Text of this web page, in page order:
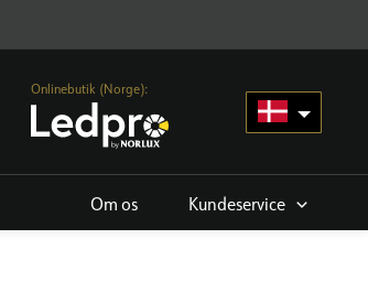
Onlinebutik (Norge):
Om os Kundeservice